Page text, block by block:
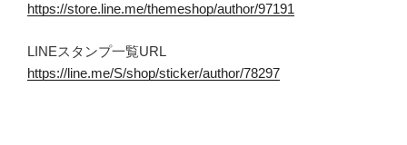
https://store.line.me/themeshop/author/97191
LINEスタンプ一覧URL
https://line.me/S/shop/sticker/author/78297